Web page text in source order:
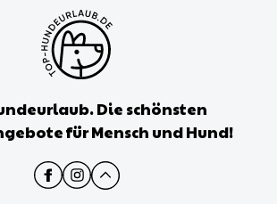
Die schönsten
für Mensch und Hund!